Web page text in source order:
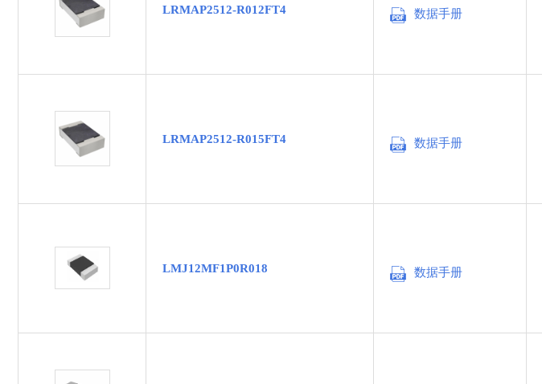
LRMAP2512-R012FT4 数据手册
LRMAP2512-R015FT4 数据手册
LMJ12MF1P0R018 数据手册